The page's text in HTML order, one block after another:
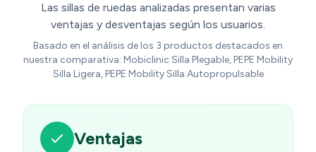
Las sillas de ruedas analizadas presentan varias
ventajas y desventajas según los usuarios.
Basado en el análisis de los 3 productos destacados en
nuestra comparativa: Mobiclinic Silla Plegable, PEPE Mobility
Silla Ligera, PEPE Mobility Silla Autopropulsable
Ventajas